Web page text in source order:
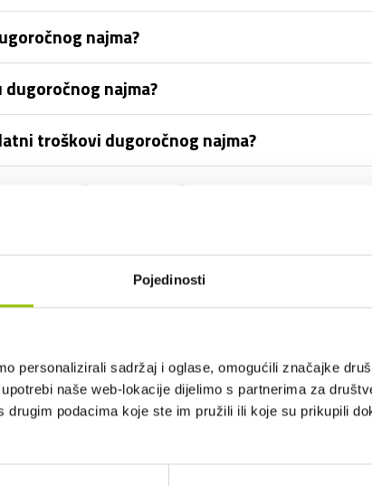
Pojedinosti
personalizirali sadržaj i oglase, omogućili značajke
naše web-lokacije dijelimo s partnerima za
drugim podacima koje ste im pružili ili koje su prikupili
najma?
najma?
troškovi dugoročnog najma?
je uključeno dugoročnim najmom?
isteku dugoročnog najma?